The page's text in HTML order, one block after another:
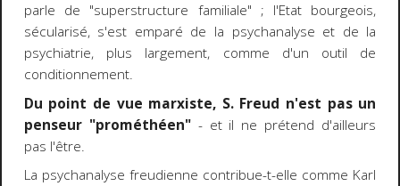
parle de "superstructure familiale" ; l'Etat bourgeois,
sécularisé, s'est emparé de la psychanalyse et de la
psychiatrie, plus largement, comme d'un outil de
conditionnement.
Du point de vue marxiste, S. Freud n'est pas un
penseur "prométhéen"- et il ne prétend d'ailleurs
pas l'être.
La psychanalyse freudienne contribue-t-elle comme Karl